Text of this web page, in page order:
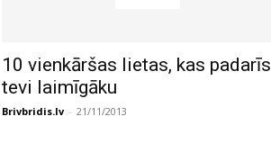
10 vienkāršas lietas, kas padarīs
tevi laimīgāku
Brivbridis.lv - 21/11/2013